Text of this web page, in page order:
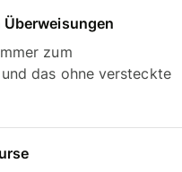
zum
und das ohne versteckte